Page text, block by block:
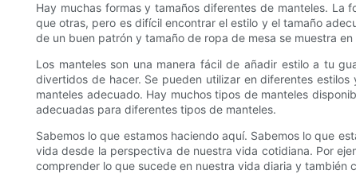
Hay muchas formas y tamaños diferentes de manteles. La
que otras, pero es difícil encontrar el estilo y el tamaño
de un buen patrón y tamaño de ropa de mesa se muestra
Los manteles son una manera fácil de añadir estilo a tu
divertidos de hacer. Se pueden utilizar en diferentes
manteles adecuado. Hay muchos tipos de manteles
adecuadas para diferentes tipos de manteles.
Sabemos lo que estamos haciendo aquí. Sabemos lo que
vida desde la perspectiva de nuestra vida cotidiana. Por
comprender lo que sucede en nuestra vida diaria y también